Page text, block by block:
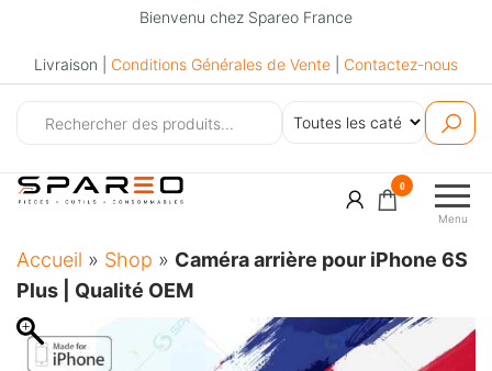
Bienvenu chez Spareo France
Livraison | Conditions Générales de Vente Contactez-nous
Menu
0
Accueil » Shop » Caméra arrière pour iPhone 6S
Plus | Qualité OEM